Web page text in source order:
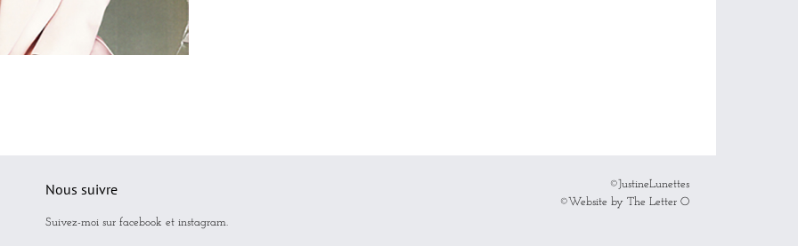
Nous suivre
Suivez-moi sur facebook et instagram.
©JustineLunettes
©Website by The Letter O